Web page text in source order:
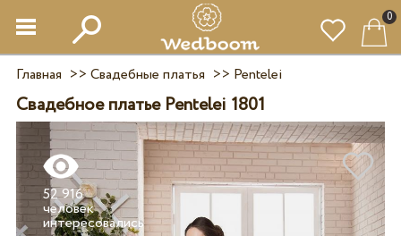
0
Главная >> Свадебные платья >> Pentelei
Свадебное платье Pentelei 1801
52 916
человек
интересовались